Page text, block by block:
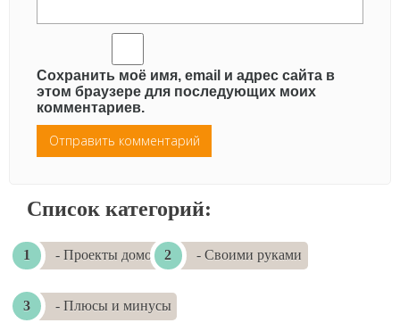
Сохранить моё имя, email и адрес сайта в
этом браузере для последующих моих
комментариев.
Список категорий:
- Проекты домов - Своими руками
- Плюсы и минусы